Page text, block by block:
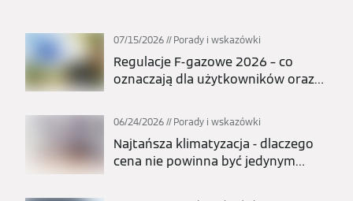
07/15/2026 Porady i wskazówki
Regulacje F-gazowe 2026 – co
oznaczają dla użytkowników oraz
06/24/2026 Porady i wskazówki
Najtańsza klimatyzacja - dlaczego
cena nie powinna być jedynym